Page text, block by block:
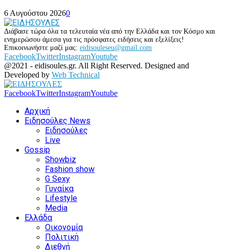
6 Αυγούστου 20260
Διάβασε τώρα όλα τα τελευταία νέα από την Ελλάδα και τον Κόσμο και
ενημερώσου άμεσα για τις πρόσφατες ειδήσεις και εξελίξεις!
Επικοινωνήστε μαζί μας: eidisouleseu@gmail.com
FacebookTwitterInstagramYoutube
@2021 - eidisoules.gr. All Right Reserved. Designed and
Developed by Web Technical
FacebookTwitterInstagramYoutube
Αρχική
Ειδησούλες News
Ειδησούλες
Live
Gossip
Showbiz
Fashion show
G Sexy
Γυναίκα
Lifestyle
Media
Ελλάδα
Οικονομία
Πολιτική
Διεθνή